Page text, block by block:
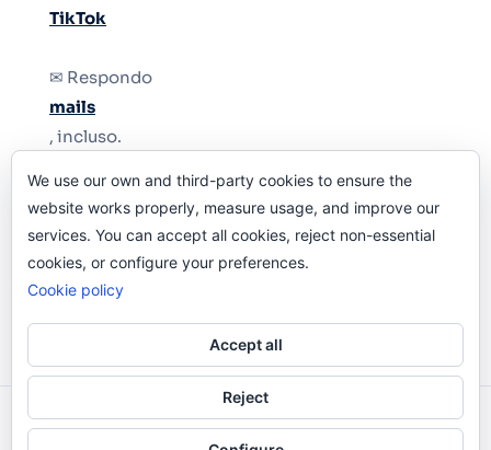
TikTok
✉ Respondo
mails
, incluso.
Y si una persona no puede tener teléfono, que
le quiten el teléfono.
Odi O'Malley © 2016-2025. Todos Los Derechos
We use our own and third-party cookies to ensure the
website works properly, measure usage, and improve our
services. You can accept all cookies, reject non-essential
cookies, or configure your preferences.
Cookie policy
Accept all
Reject